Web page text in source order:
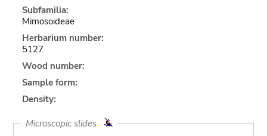
Subfamilia:
Mimosoideae
Herbarium number:
5127
Wood number:
Sample form:
Density:
Microscopic slides